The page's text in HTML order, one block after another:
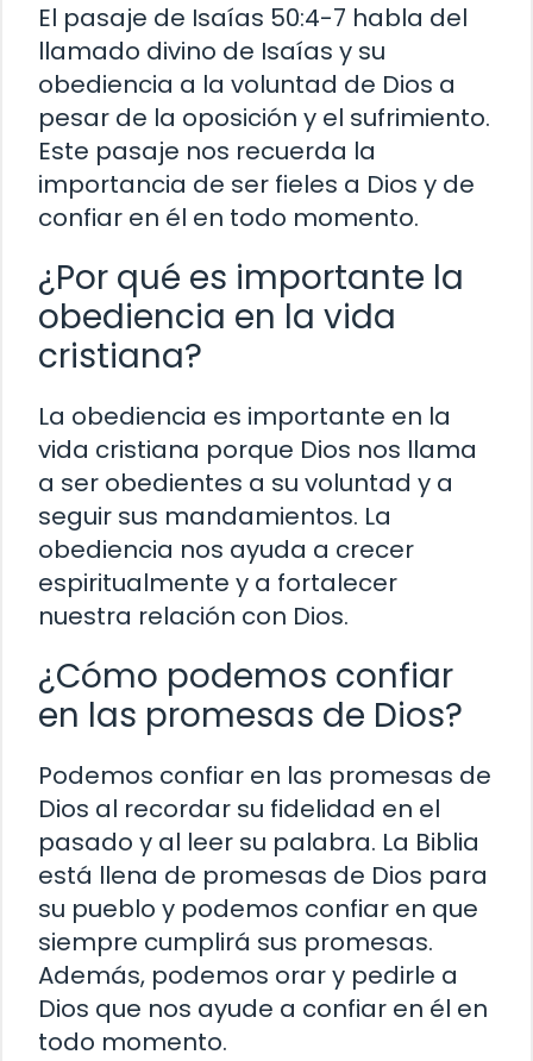
El pasaje de Isaías 50:4-7 habla del
llamado divino de Isaías y su
obediencia a la voluntad de Dios a
pesar de la oposición y el sufrimiento.
Este pasaje nos recuerda la
importancia de ser fieles a Dios y de
confiar en él en todo momento.
¿Por qué es importante la
obediencia en la vida
cristiana?
La obediencia es importante en la
vida cristiana porque Dios nos llama
a ser obedientes a su voluntad y a
seguir sus mandamientos. La
obediencia nos ayuda a crecer
espiritualmente y a fortalecer
nuestra relación con Dios.
¿Cómo podemos confiar
en las promesas de Dios?
Podemos confiar en las promesas de
Dios al recordar su fidelidad en el
pasado y al leer su palabra. La Biblia
está llena de promesas de Dios para
su pueblo y podemos confiar en que
siempre cumplirá sus promesas.
Además, podemos orar y pedirle a
Dios que nos ayude a confiar en él en
todo momento.